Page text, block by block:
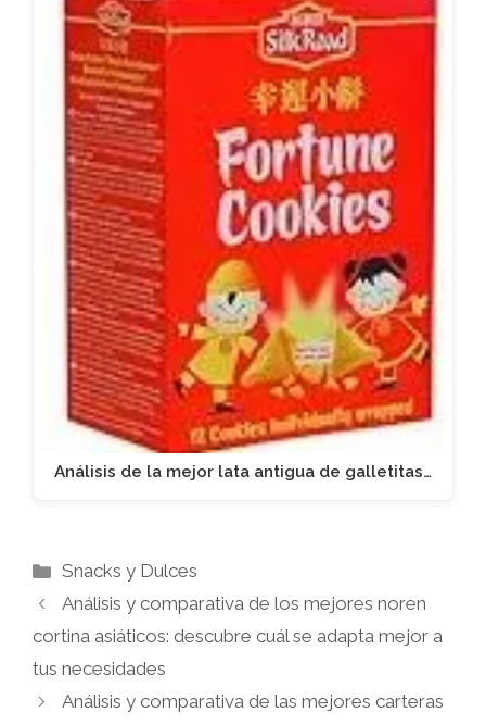
Análisis de la mejor lata antigua de galletitas…
Categorías
Snacks y Dulces
Análisis y comparativa de los mejores noren
cortina asiáticos: descubre cuál se adapta mejor a
tus necesidades
Análisis y comparativa de las mejores carteras